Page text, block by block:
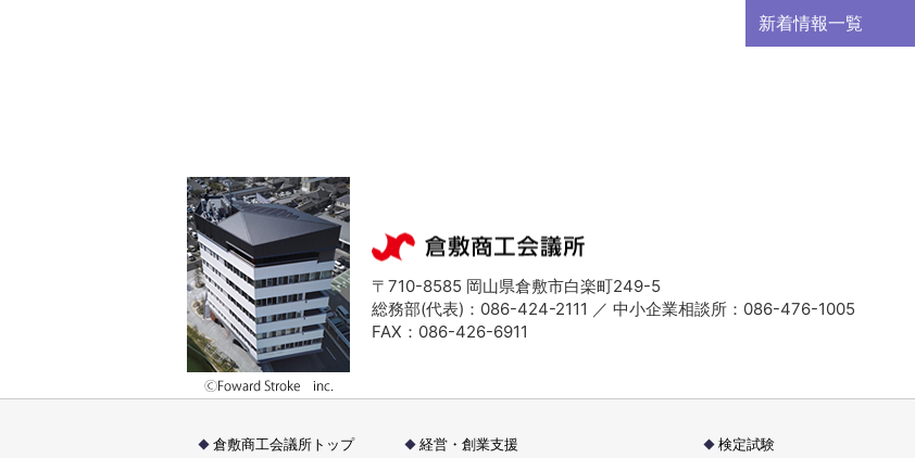
新着情報一覧
〒710-8585 岡山県倉敷市白楽町249-5
総務部(代表)：086-424-2111 ／ 中小企業相談所：086-476-1005
FAX：086-426-6911
倉敷商工会議所トップ
経営・創業支援
検定試験